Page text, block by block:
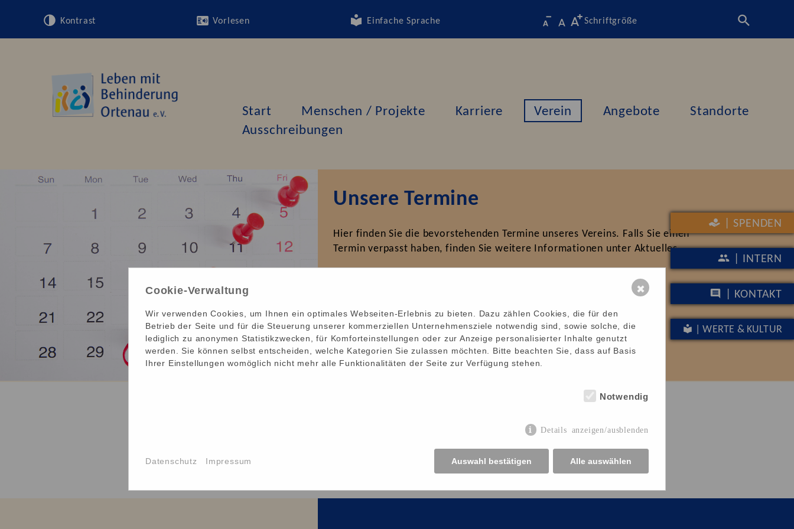
Kontrast Vorlesen Einfache Sprache Schriftgröße
Start Menschen / Projekte Karriere Verein Angebote
Standorte
Ausschreibungen
Unsere Termine
Hier finden Sie die bevorstehenden Termine unseres Vereins. Falls Sie einen
Termin verpasst haben, finden Sie weitere Informationen unter Aktuelles.
| SPENDEN
| INTERN
| KONTAKT
| WERTE & KULTUR
Cookie-Verwaltung
Wir verwenden Cookies, um Ihnen ein optimales Webseiten-Erlebnis zu bieten. Dazu zählen Cookies, die für den
Betrieb der Seite und für die Steuerung unserer kommerziellen Unternehmensziele notwendig sind, sowie solche, die
lediglich zu anonymen Statistikzwecken, für Komforteinstellungen oder zur Anzeige personalisierter Inhalte genutzt
werden. Sie können selbst entscheiden, welche Kategorien Sie zulassen möchten. Bitte beachten Sie, dass auf Basis
Ihrer Einstellungen womöglich nicht mehr alle Funktionalitäten der Seite zur Verfügung stehen.
Notwendig
Details anzeigen/ausblenden
Auswahl bestätigen Alle auswählen
Datenschutz Impressum
✖